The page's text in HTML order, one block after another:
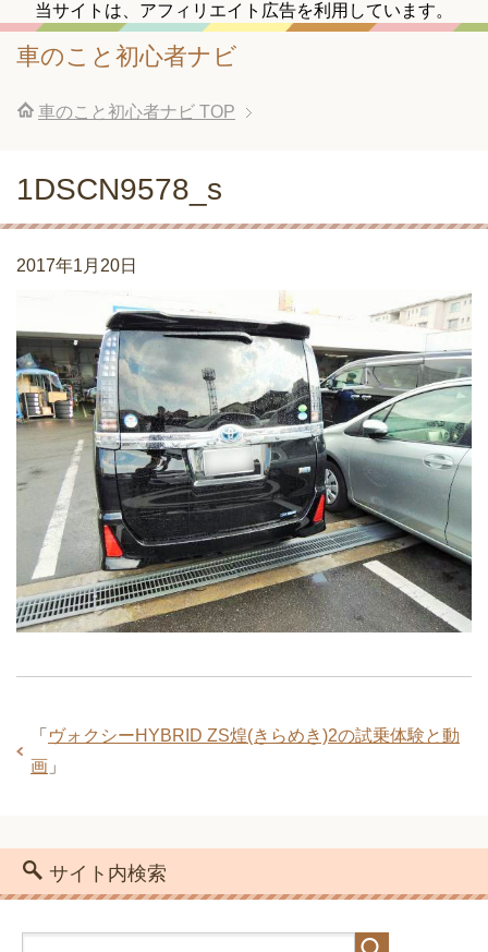
当サイトは、アフィリエイト広告を利用しています。
車のこと初心者ナビ
車のこと初心者ナビ TOP
1DSCN9578_s
2017年1月20日
「 ヴォクシーHYBRID ZS煌(きらめき)2の試乗体験と動
画 」
サイト内検索